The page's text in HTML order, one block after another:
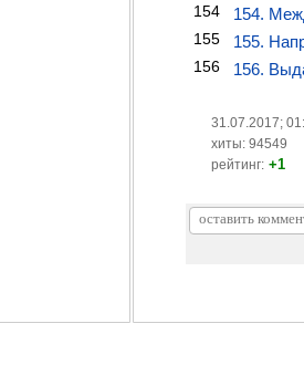
154 154.
155 155.
156 156.
31.07.2017;
хиты: 94549
рейтинг: +1